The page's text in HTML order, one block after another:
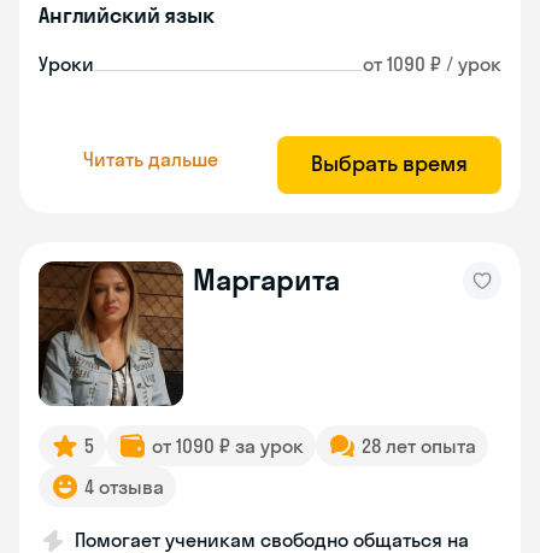
Английский язык
Уроки от 1090 ₽ / урок
Читать дальше Выбрать время
Маргарита
5 от 1090 ₽ за урок
28 лет опыта
4 отзыва
Помогает ученикам свободно общаться на